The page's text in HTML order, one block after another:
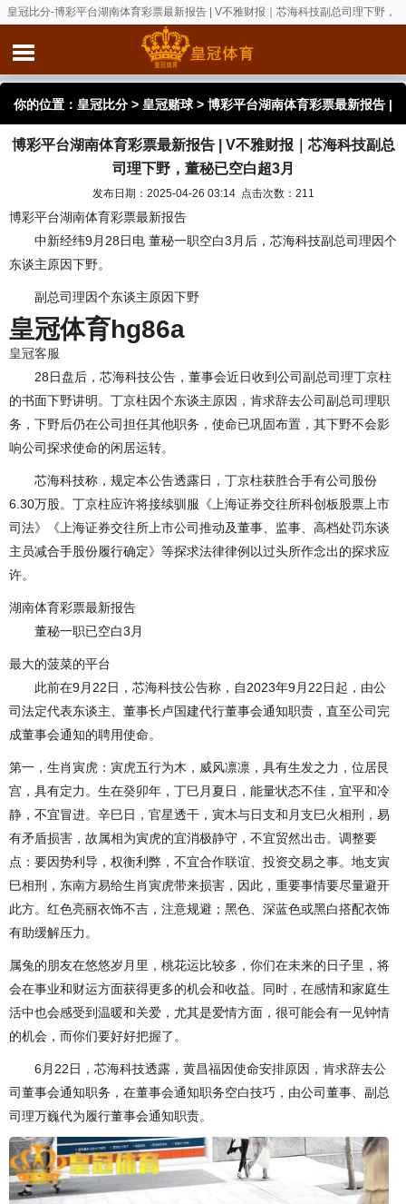
皇冠比分-博彩平台湖南体育彩票最新报告 | V不雅财报｜芯海科技副总司理下野，
你的位置： 皇冠比分 > 皇冠赌球 > 博彩平台湖南体育彩票最新报告 |
V不雅财报｜芯海科技副总司理下野，董秘已空白超3月
博彩平台湖南体育彩票最新报告 | V不雅财报｜芯海科技副总
司理下野，董秘已空白超3月
发布日期：2025-04-26 03:14 点击次数：211
博彩平台湖南体育彩票最新报告
中新经纬9月28日电 董秘一职空白3月后，芯海科技副总司理因个
东谈主原因下野。
副总司理因个东谈主原因下野
皇冠体育hg86a
皇冠客服
28日盘后，芯海科技公告，董事会近日收到公司副总司理丁京柱
的书面下野讲明。丁京柱因个东谈主原因，肯求辞去公司副总司理职
务，下野后仍在公司担任其他职务，使命已巩固布置，其下野不会影
响公司探求使命的闲居运转。
芯海科技称，规定本公告透露日，丁京柱获胜合手有公司股份
6.30万股。丁京柱应许将接续驯服《上海证券交往所科创板股票上市
司法》《上海证券交往所上市公司推动及董事、监事、高档处罚东谈
主员减合手股份履行确定》等探求法律律例以过头所作念出的探求应
许。
湖南体育彩票最新报告
董秘一职已空白3月
最大的菠菜的平台
此前在9月22日，芯海科技公告称，自2023年9月22日起，由公
司法定代表东谈主、董事长卢国建代行董事会通知职责，直至公司完
成董事会通知的聘用使命。
第一，生肖寅虎：寅虎五行为木，威风凛凛，具有生发之力，位居艮
宫，具有定力。生在癸卯年，丁巳月夏日，能量状态不佳，宜平和冷
静，不宜冒进。辛巳日，官星透干，寅木与日支和月支巳火相刑，易
有矛盾损害，故属相为寅虎的宜消极静守，不宜贸然出击。调整要
点：要因势利导，权衡利弊，不宜合作联谊、投资交易之事。地支寅
巳相刑，东南方易给生肖寅虎带来损害，因此，重要事情要尽量避开
此方。红色亮丽衣饰不吉，注意规避；黑色、深蓝色或黑白搭配衣饰
有助缓解压力。
属兔的朋友在悠悠岁月里，桃花运比较多，你们在未来的日子里，将
会在事业和财运方面获得更多的机会和收益。同时，在感情和家庭生
活中也会感受到温暖和关爱，尤其是爱情方面，很可能会有一见钟情
的机会，而你们要好好把握了。
6月22日，芯海科技透露，黄昌福因使命安排原因，肯求辞去公
司董事会通知职务，在董事会通知职务空白技巧，由公司董事、副总
司理万巍代为履行董事会通知职责。